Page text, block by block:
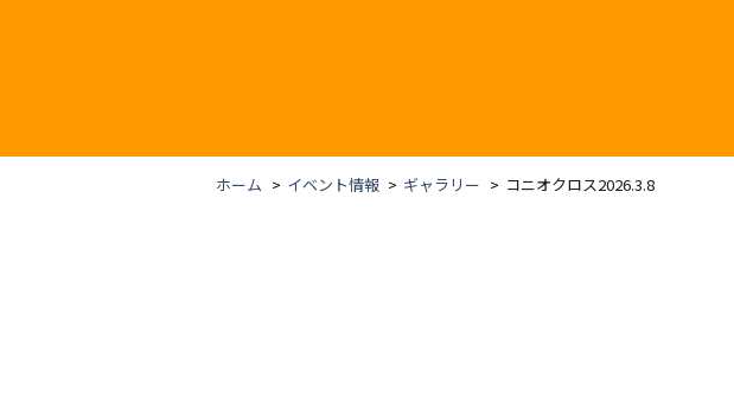
ホーム イベント情報 ギャラリー コニオクロス2026.3.8